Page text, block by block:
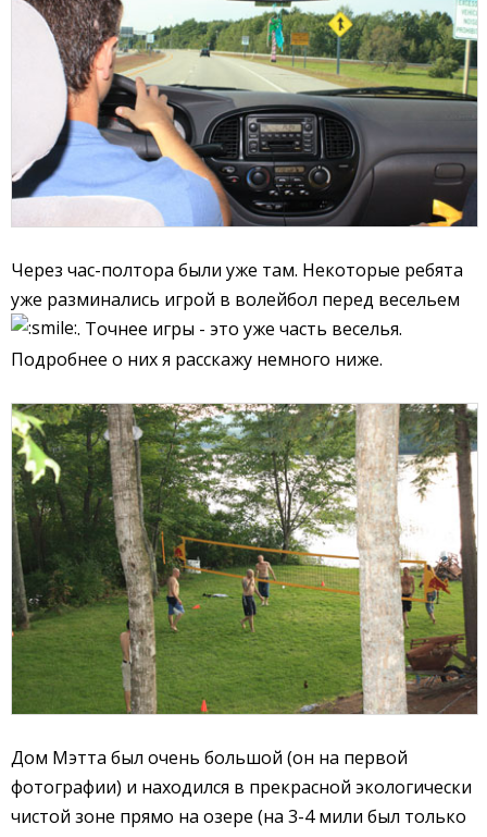
Через час-полтора были уже там. Некоторые ребята
уже разминались игрой в волейбол перед весельем
. Точнее игры - это уже часть веселья.
Подробнее о них я расскажу немного ниже.
Дом Мэтта был очень большой (он на первой
фотографии) и находился в прекрасной экологически
чистой зоне прямо на озере (на 3-4 мили был только